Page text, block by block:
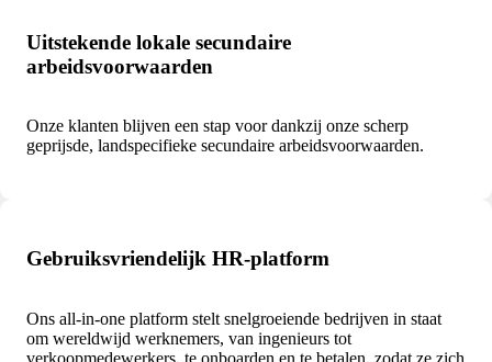
Uitstekende lokale secundaire
arbeidsvoorwaarden
Onze klanten blijven een stap voor dankzij onze scherp
geprijsde, landspecifieke secundaire arbeidsvoorwaarden.
Gebruiksvriendelijk HR-platform
Ons all-in-one platform stelt snelgroeiende bedrijven in staat
om wereldwijd werknemers, van ingenieurs tot
verkoopmedewerkers, te onboarden en te betalen, zodat ze zich